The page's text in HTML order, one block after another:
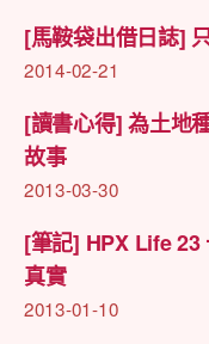
[馬鞍袋出借日誌]
2014-02-21
[讀書心得] 為土地
故事
2013-03-30
[筆記] HPX Life 23
真實
2013-01-10